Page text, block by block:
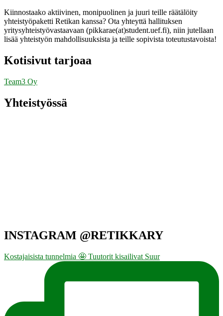
Kiinnostaako aktiivinen, monipuolinen ja juuri teille räätälöity
yhteistyöpaketti Retikan kanssa? Ota yhteyttä hallituksen
yritysyhteistyövastaavaan (pikkarae(at)student.uef.fi), niin jutellaan
lisää yhteistyön mahdollisuuksista ja teille sopivista toteutustavoista!
Kotisivut tarjoaa
Team3 Oy
Yhteistyössä
INSTAGRAM @RETIKKARY
Kostajaisista tunnelmia 🤩 Tuutorit kisailivat Suur